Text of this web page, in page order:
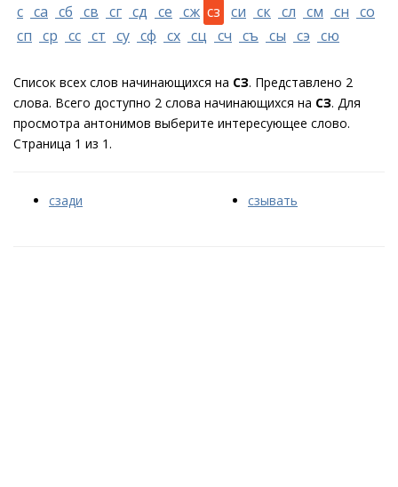
с са сб св сг сд се сж сз си ск сл см сн со
сп ср сс ст су сф сх сц сч съ сы сэ сю
Список всех слов начинающихся на СЗ. Представлено 2
слова. Всего доступно 2 слова начинающихся на СЗ. Для
просмотра антонимов выберите интересующее слово.
Страница 1 из 1.
сзади сзывать